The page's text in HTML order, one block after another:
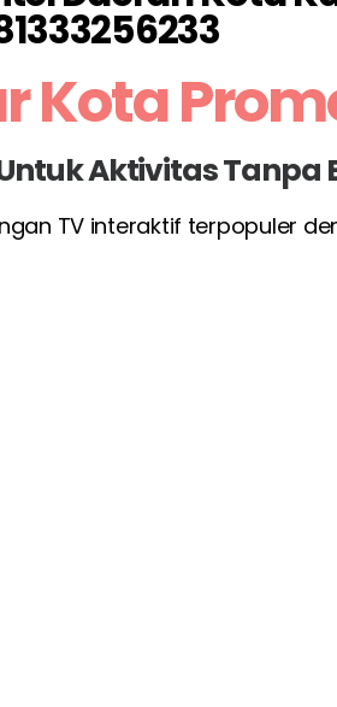
Kota
Aktivitas Tanpa
TV interaktif terpopuler